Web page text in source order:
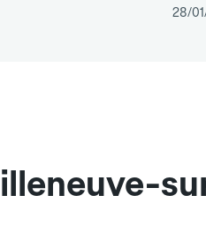
28/